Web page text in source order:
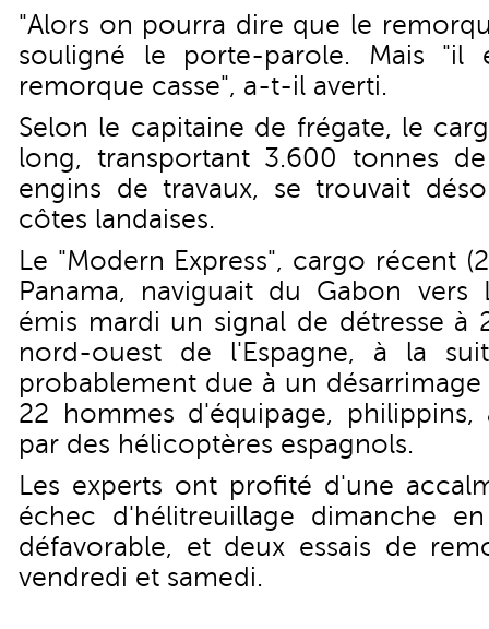
"Alors on pourra dire que le
souligné le porte-parole. Mais "il
remorque casse", a-t-il averti.
Selon le capitaine de frégate, le
long, transportant 3.600 tonnes
engins de travaux, se trouvait
côtes landaises.
Le "Modern Express", cargo récent
Panama, naviguait du Gabon
émis mardi un signal de détresse
nord-ouest de l'Espagne, à la
probablement due à un désarrimage
22 hommes d'équipage, philippins,
par des hélicoptères espagnols.
Les experts ont profité d'une
échec d'hélitreuillage dimanche
défavorable, et deux essais de
vendredi et samedi.